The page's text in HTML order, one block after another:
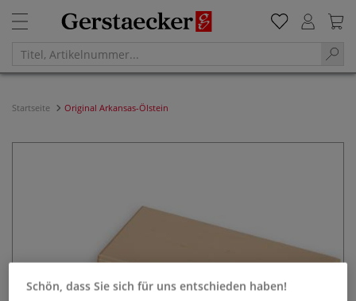
Startseite Original Arkansas-Ölstein
Schön, dass Sie sich für uns entschieden haben!